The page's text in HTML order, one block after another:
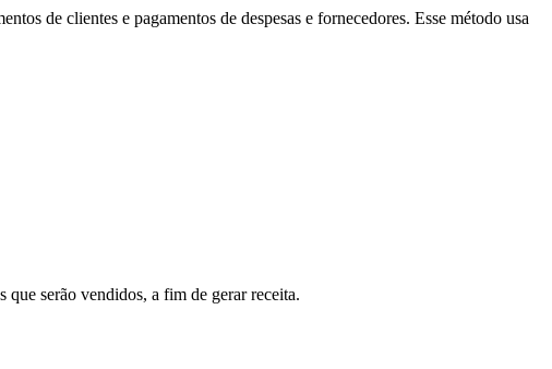
de clientes e pagamentos de despesas e fornecedores. Esse método usa
que serão vendidos, a fim de gerar receita.